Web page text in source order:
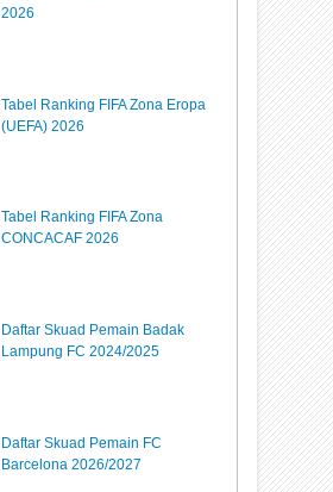
2026
Tabel Ranking FIFA Zona Eropa
(UEFA) 2026
Tabel Ranking FIFA Zona
CONCACAF 2026
Daftar Skuad Pemain Badak
Lampung FC 2024/2025
Daftar Skuad Pemain FC
Barcelona 2026/2027